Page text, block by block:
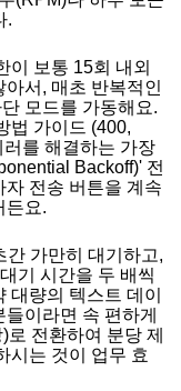
.
이 보통 15회 내외
서, 매초 반복적인
모드를 가동해요.
법 가이드 (400,
를 해결하는 가장
Backoff)' 전
전송 버튼을 계속
든요.
간 가만히 대기하고,
기 시간을 두 배씩
대량의 텍스트 데이
이라면 속 편하게
전환하여 분당 제
시는 것이 업무 효